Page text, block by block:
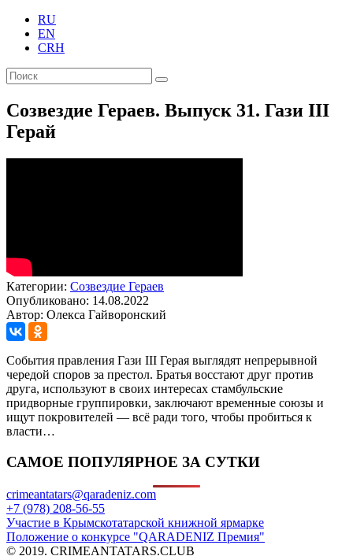
RU
EN
CRH
Созвездие Гераев. Выпуск 31. Гази III
Герай
Категории: Созвездие Гераев
Опубликовано: 14.08.2022
Автор: Олекса Гайворонский
События правления Гази III Герая выглядят непрерывной
чередой споров за престол. Братья восстают друг против
друга, используют в своих интересах стамбульские
придворные группировки, заключают временные союзы и
ищут покровителей — всё ради того, чтобы пробиться к
власти…
САМОЕ ПОПУЛЯРНОЕ ЗА СУТКИ
crimeantatars@qaradeniz.com
+7 (978) 208-56-55
Участие в Крымскотатарской книжной ярмарке
Положение о конкурсе "QARADENIZ Премия"
© 2019. CRIMEANTATARS.CLUB